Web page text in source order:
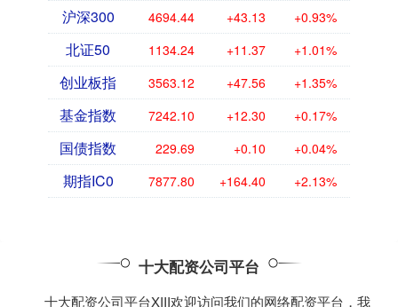
沪深300 4694.44 +43.13 +0.93%
北证50 1134.24 +11.37 +1.01%
创业板指 3563.12 +47.56 +1.35%
基金指数 7242.10 +12.30 +0.17%
国债指数 229.69 +0.10 +0.04%
期指IC0 7877.80 +164.40 +2.13%
十大配资公司平台
十大配资公司平台XIII欢迎访问我们的网络配资平台，我